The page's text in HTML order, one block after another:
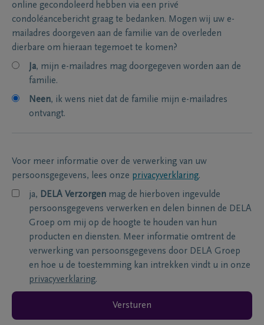
online gecondoleerd hebben via een privé
condoléancebericht graag te bedanken. Mogen wij uw e-
mailadres doorgeven aan de familie van de overleden
dierbare om hieraan tegemoet te komen?
Ja, mijn e-mailadres mag doorgegeven worden aan de
familie.
Neen, ik wens niet dat de familie mijn e-mailadres
ontvangt.
Voor meer informatie over de verwerking van uw
persoonsgegevens, lees onze privacyverklaring.
ja, DELA Verzorgen mag de hierboven ingevulde
persoonsgegevens verwerken en delen binnen de DELA
Groep om mij op de hoogte te houden van hun
producten en diensten. Meer informatie omtrent de
verwerking van persoonsgegevens door DELA Groep
en hoe u de toestemming kan intrekken vindt u in onze
privacyverklaring.
Versturen